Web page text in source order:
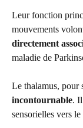
Leur fonction
mouvements
directement
maladie de
Le thalamus, pour
incontournable.
sensorielles vers